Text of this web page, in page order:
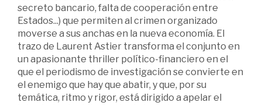
secreto bancario, falta de cooperación entre
Estados...) que permiten al crimen organizado
moverse a sus anchas en la nueva economía. El
trazo de Laurent Astier transforma el conjunto en
un apasionante thriller político-financiero en el
que el periodismo de investigación se convierte en
el enemigo que hay que abatir, y que, por su
temática, ritmo y rigor, está dirigido a apelar el